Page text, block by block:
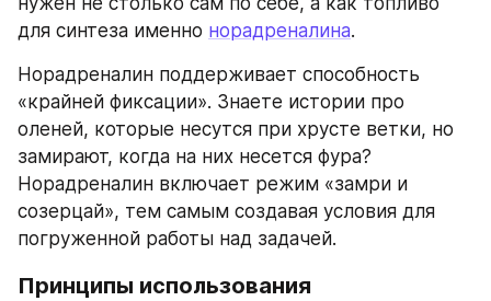
для синтеза именно норадреналина.
Норадреналин поддерживает способность
«крайней фиксации». Знаете истории про
оленей, которые несутся при хрусте ветки, но
замирают, когда на них несется фура?
Норадреналин включает режим «замри и
созерцай», тем самым создавая условия для
погруженной работы над задачей.
Принципы использования